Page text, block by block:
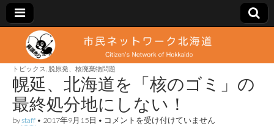
市
民
ネ
Citizen's
Network
of
Hokkaido
トピックス 脱原発、核廃棄物問題
幌延、北海道を「核のゴミ」の
最終処分地にしない！
bystaff • 2017年9月15日 • 幌
コメントを受け付けていません